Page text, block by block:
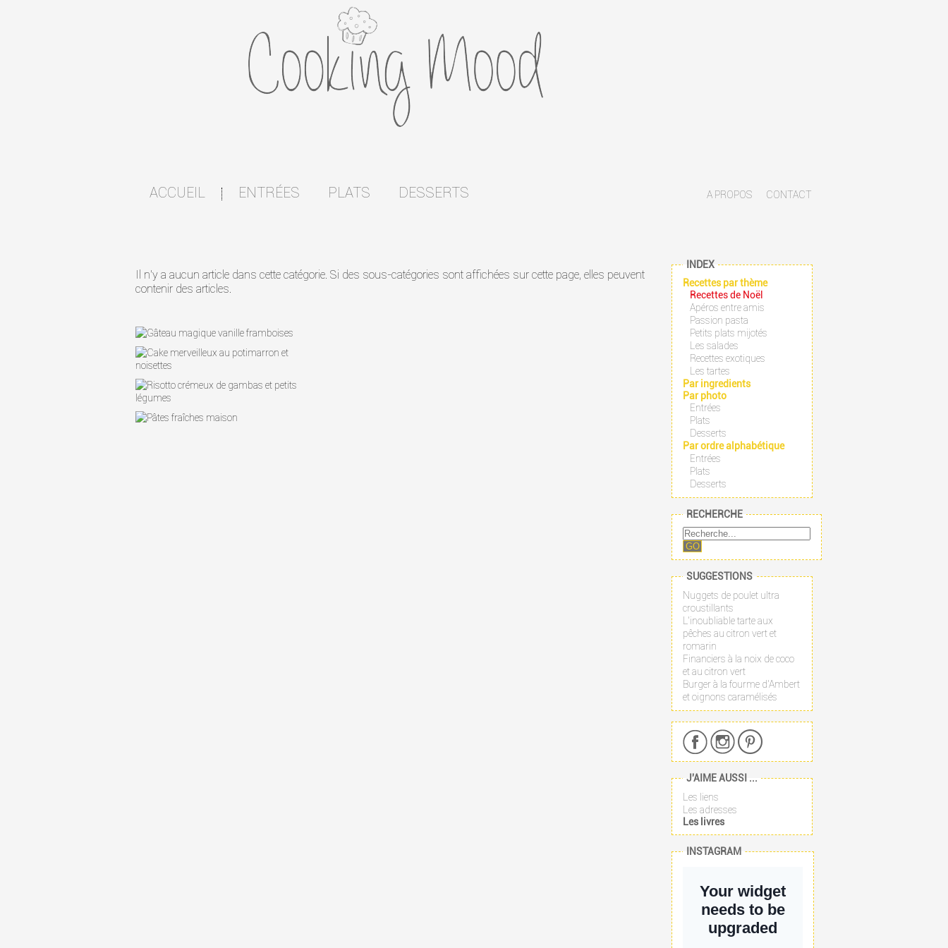
ACCUEIL ENTRÉES PLATS DESSERTS A PROPOS CONTACT
Il n'y a aucun article dans cette catégorie. Si des sous-catégories sont affichées sur cette page, elles peuvent
contenir des articles.
INDEX
Recettes par thème
Recettes de Noël
Apéros entre amis
Passion pasta
Petits plats mijotés
Les salades
Recettes exotiques
Les tartes
Par ingredients
Par photo
Entrées
Plats
Desserts
Par ordre alphabétique
Entrées
Plats
Desserts
RECHERCHE
GO
SUGGESTIONS
Nuggets de poulet ultra
croustillants
L'inoubliable tarte aux
pêches au citron vert et
romarin
Financiers à la noix de coco
et au citron vert
Burger à la fourme d'Ambert
et oignons caramélisés
J'AIME AUSSI ...
Les liens
Les adresses
Les livres
INSTAGRAM